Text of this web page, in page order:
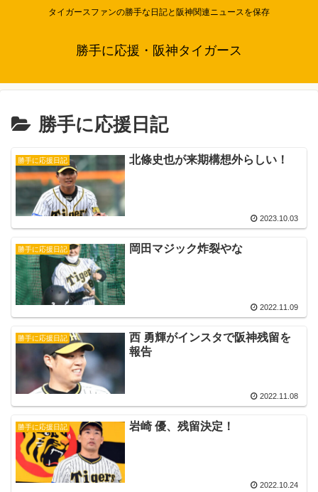
タイガースファンの勝手な日記と阪神関連ニュースを保存
勝手に応援・阪神タイガース
勝手に応援日記
勝手に応援日記 北條史也が来期構想外らしい！
2023.10.03
勝手に応援日記 岡田マジック炸裂やな
2022.11.09
勝手に応援日記
西 勇輝がインスタで阪神残留を
報告
2022.11.08
勝手に応援日記 岩崎 優、残留決定！
2022.10.24